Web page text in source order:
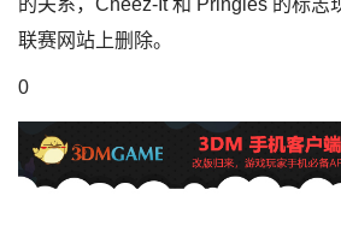
联赛网站上删除。
0